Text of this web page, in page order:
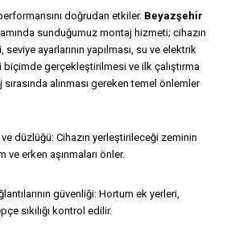
doğrudan etkiler. Beyazşehir
sunduğumuz montaj hizmeti; cihazın
ayarlarının yapılması, su ve elektrik
biçimde gerçekleştirilmesi ve ilk çalıştırma
alınması gereken temel önlemler
ve düzlüğü: Cihazın yerleştirileceği zeminin
ve erken aşınmaları önler.
güvenliği: Hortum ek yerleri,
sıkılığı kontrol edilir.